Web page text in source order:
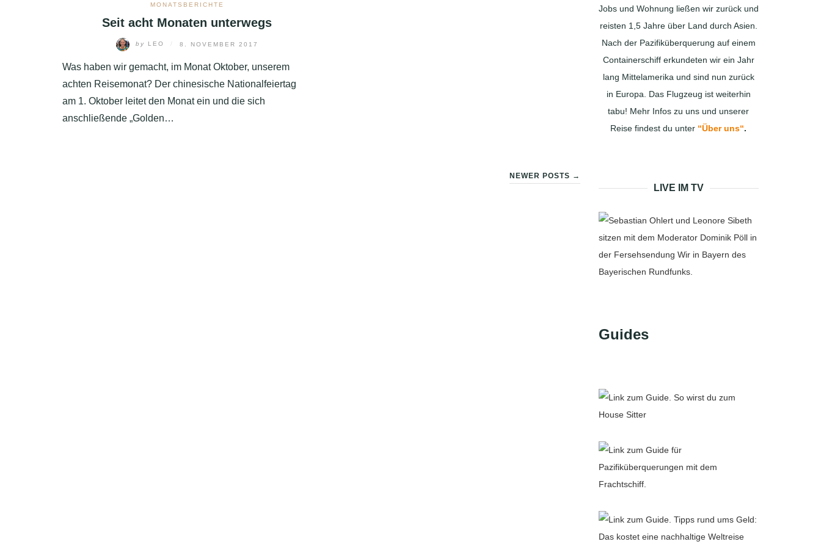
MONATSBERICHTE
Seit acht Monaten unterwegs
by LEO / 8. NOVEMBER 2017
Was haben wir gemacht, im Monat Oktober, unserem
achten Reisemonat? Der chinesische Nationalfeiertag
am 1. Oktober leitet den Monat ein und die sich
anschließende „Golden…
NEWER POSTS →
Jobs und Wohnung ließen wir zurück und
reisten 1,5 Jahre über Land durch Asien.
Nach der Pazifiküberquerung auf einem
Containerschiff erkundeten wir ein Jahr
lang Mittelamerika und sind nun zurück
in Europa. Das Flugzeug ist weiterhin
tabu! Mehr Infos zu uns und unserer
Reise findest du unter “Über uns“.
LIVE IM TV
Guides